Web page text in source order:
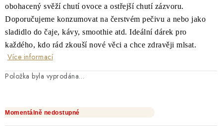
obohacený svěží chutí ovoce a ostřejší chutí zázvoru.
Doporučujeme konzumovat na čerstvém pečivu a nebo jako
sladidlo do čaje, kávy, smoothie atd. Ideální dárek pro
každého, kdo rád zkouší nové věci a chce zdravěji mlsat.
Více informací
Položka byla vyprodána…
Momentálně nedostupné